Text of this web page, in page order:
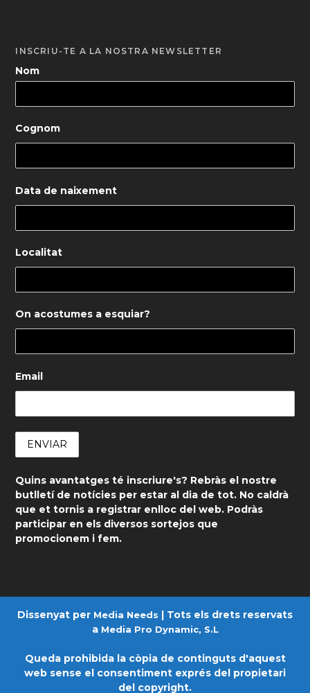
INSCRIU-TE A LA NOSTRA NEWSLETTER
Nom
Cognom
Data de naixement
Localitat
On acostumes a esquiar?
Email
Quins avantatges té inscriure's? Rebràs el nostre
butlletí de notícies per estar al dia de tot. No caldrà
que et tornis a registrar enlloc del web. Podràs
participar en els diversos sortejos que
promocionem i fem.
Dissenyat per Media Needs | Tots els drets reservats
a Media Pro Dynamic, S.L
Queda prohibida la còpia de continguts d'aquest
web sense el consentiment exprés del propietari
del copyright.